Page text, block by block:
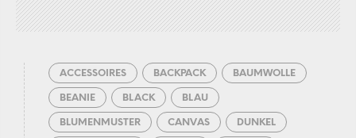
ACCESSOIRES BACKPACK BAUMWOLLE
BEANIE BLACK BLAU
BLUMENMUSTER CANVAS DUNKEL